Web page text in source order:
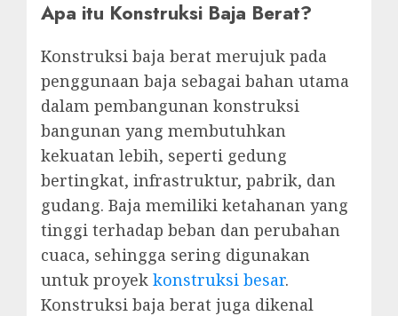
Apa itu Konstruksi Baja Berat?
Konstruksi baja berat merujuk pada
penggunaan baja sebagai bahan utama
dalam pembangunan konstruksi
bangunan yang membutuhkan
kekuatan lebih, seperti gedung
bertingkat, infrastruktur, pabrik, dan
gudang. Baja memiliki ketahanan yang
tinggi terhadap beban dan perubahan
cuaca, sehingga sering digunakan
untuk proyek konstruksi besar.
Konstruksi baja berat juga dikenal